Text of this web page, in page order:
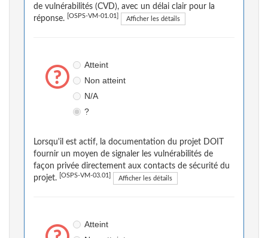
de vulnérabilités (CVD), avec un délai clair pour la
réponse.
[OSPS-VM-01.01] Afficher les détails
Atteint
Non atteint
N/A
?
Lorsqu'il est actif, la documentation du projet DOIT
fournir un moyen de signaler les vulnérabilités de
façon privée directement aux contacts de sécurité du
projet.
[OSPS-VM-03.01] Afficher les détails
Atteint